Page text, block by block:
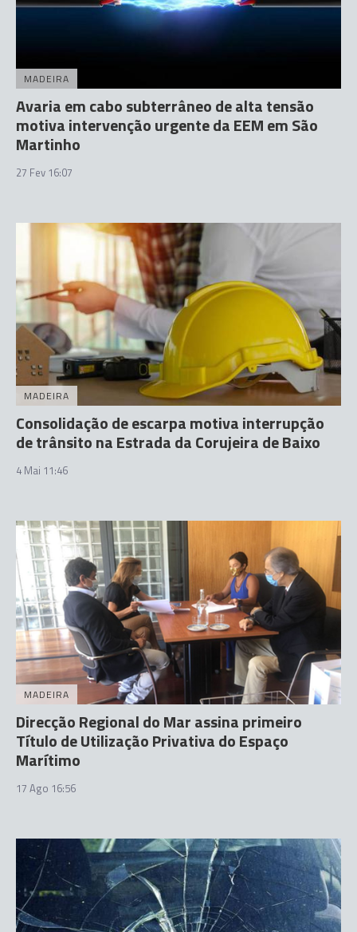
MADEIRA
Avaria em cabo subterrâneo de alta tensão
motiva intervenção urgente da EEM em São
Martinho
27 Fev 16:07
MADEIRA
Consolidação de escarpa motiva interrupção
de trânsito na Estrada da Corujeira de Baixo
4 Mai 11:46
MADEIRA
Direcção Regional do Mar assina primeiro
Título de Utilização Privativa do Espaço
Marítimo
17 Ago 16:56